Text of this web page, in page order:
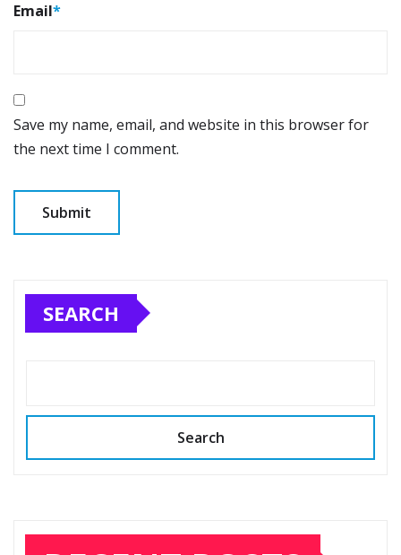
Email*
Save my name, email, and website in this browser for
the next time I comment.
SEARCH
Search